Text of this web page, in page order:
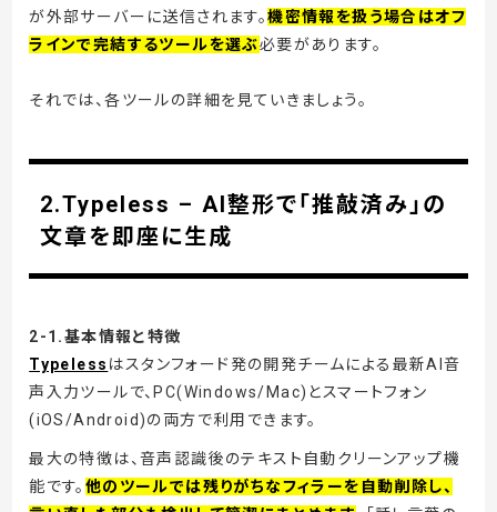
が外部サーバーに送信されます。機密情報を扱う場合はオフ
ラインで完結するツールを選ぶ必要があります。
それでは、各ツールの詳細を見ていきましょう。
2.Typeless – AI整形で「推敲済み」の
文章を即座に生成
2-1.基本情報と特徴
Typeless はスタンフォード発の開発チームによる最新AI音
声入力ツールで、PC(Windows/Mac)とスマートフォン
(iOS/Android)の両方で利用できます。
最大の特徴は、音声認識後のテキスト自動クリーンアップ機
能です。 他のツールでは残りがちなフィラーを自動削除し、